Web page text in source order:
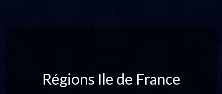
Régions Ile de France